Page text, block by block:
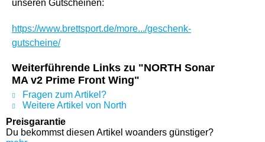
unseren Gutscheinen:
https://www.brettsport.de/more.../geschenk-
gutscheine/
Weiterführende Links zu "NORTH Sonar
MA v2 Prime Front Wing"
Fragen zum Artikel?
Weitere Artikel von North
Preisgarantie
Du bekommst diesen Artikel woanders günstiger?